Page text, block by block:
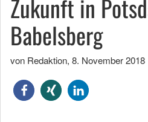
Zukunft in
Babelsberg
von Redaktion, 8. November 2018